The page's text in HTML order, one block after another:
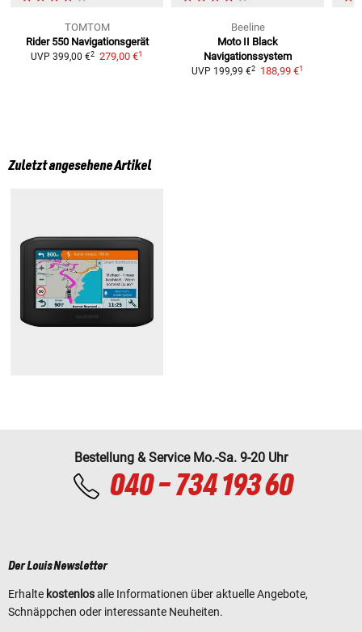
TOMTOM
Rider 550 Navigationsgerät
UVP 399,00 €2 279,00 €1
Beeline
Moto II Black
Navigationssystem
UVP 199,99 €2 188,99 €1
Zuletzt angesehene Artikel
Bestellung & Service Mo.-Sa. 9-20 Uhr
040 - 734 193 60
Der Louis Newsletter
Erhalte kostenlosalle Informationen über aktuelle Angebote,
Schnäppchen oder interessante Neuheiten.